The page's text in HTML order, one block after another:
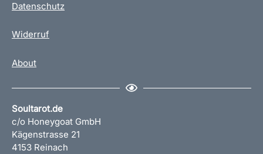
Datenschutz
Widerruf
About
Soultarot.de
c/o Honeygoat GmbH
Kägenstrasse 21
4153 Reinach